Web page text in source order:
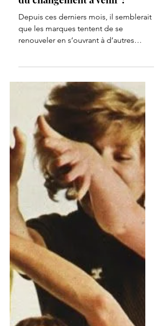
Le Mercato des Designers,
du changement à venir ?
Depuis ces derniers mois, il semblerait
renouveler en s’ouvrant à d’autres